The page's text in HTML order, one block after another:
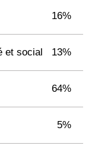
16%
et social 13%
64%
5%